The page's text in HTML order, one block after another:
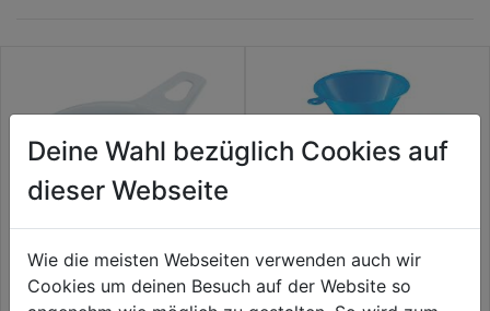
Deine Wahl bezüglich Cookies auf
dieser Webseite
Wie die meisten Webseiten verwenden auch wir
Cookies um deinen Besuch auf der Website so